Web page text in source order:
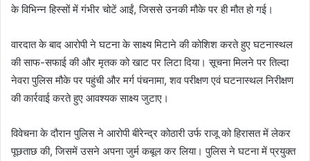
के विभिन्न हिस्सों में गंभीर चोटें आईं, जिससे उनकी मौके पर ही मौत हो गई।
वारदात के बाद आरोपी ने घटना के साक्ष्य मिटाने की कोशिश करते हुए घटनास्थल
की साफ-सफाई की और मृतक को खाट पर लिटा दिया। सूचना मिलने पर तिल्दा
नेवरा पुलिस मौके पर पहुंची और मर्ग पंचनामा, शव परीक्षण एवं घटनास्थल निरीक्षण
की कार्रवाई करते हुए आवश्यक साक्ष्य जुटाए।
विवेचना के दौरान पुलिस ने आरोपी बीरेन्द्र कोठारी उर्फ राजू को हिरासत में लेकर
पूछताछ की, जिसमें उसने अपना जुर्म कबूल कर लिया। पुलिस ने घटना में प्रयुक्त